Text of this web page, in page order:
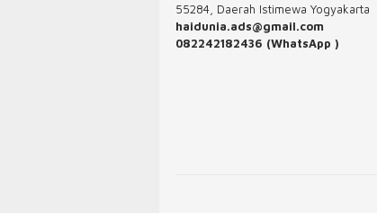
55284, Daerah Istimewa Yogyakarta
haidunia.ads@gmail.com
082242182436 (WhatsApp )